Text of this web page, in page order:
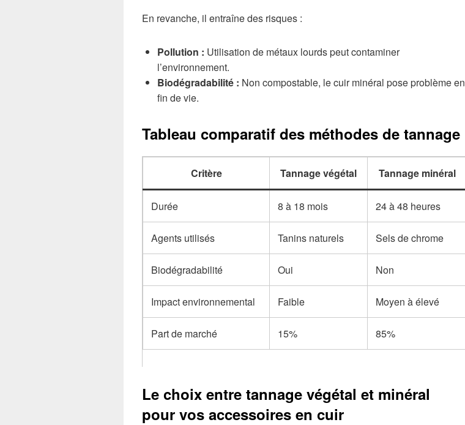
En revanche, il entraîne des risques :
Pollution : Utilisation de métaux lourds peut contaminer
l’environnement.
Biodégradabilité : Non compostable, le cuir minéral pose problème en
fin de vie.
Tableau comparatif des méthodes de tannage
Critère Tannage végétal Tannage minéral
Durée 8 à 18 mois 24 à 48 heures
Agents utilisés Tanins naturels Sels de chrome
Biodégradabilité Oui Non
Impact environnemental Faible Moyen à élevé
Part de marché 15% 85%
Le choix entre tannage végétal et minéral
pour vos accessoires en cuir